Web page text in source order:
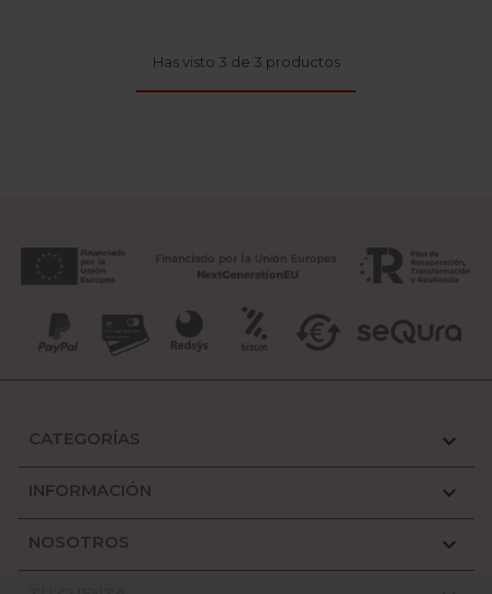
Has visto 3 de 3 productos
CATEGORÍAS 
INFORMACIÓN 
NOSOTROS 